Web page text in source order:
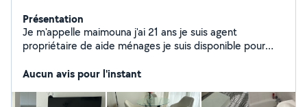
Présentation
Je m'appelle maimouna j'ai 21 ans je suis agent
propriétaire de aide ménages je suis disponible pour
Aucun avis pour l'instant